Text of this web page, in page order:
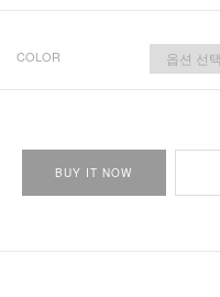
COLOR
BUY IT NOW